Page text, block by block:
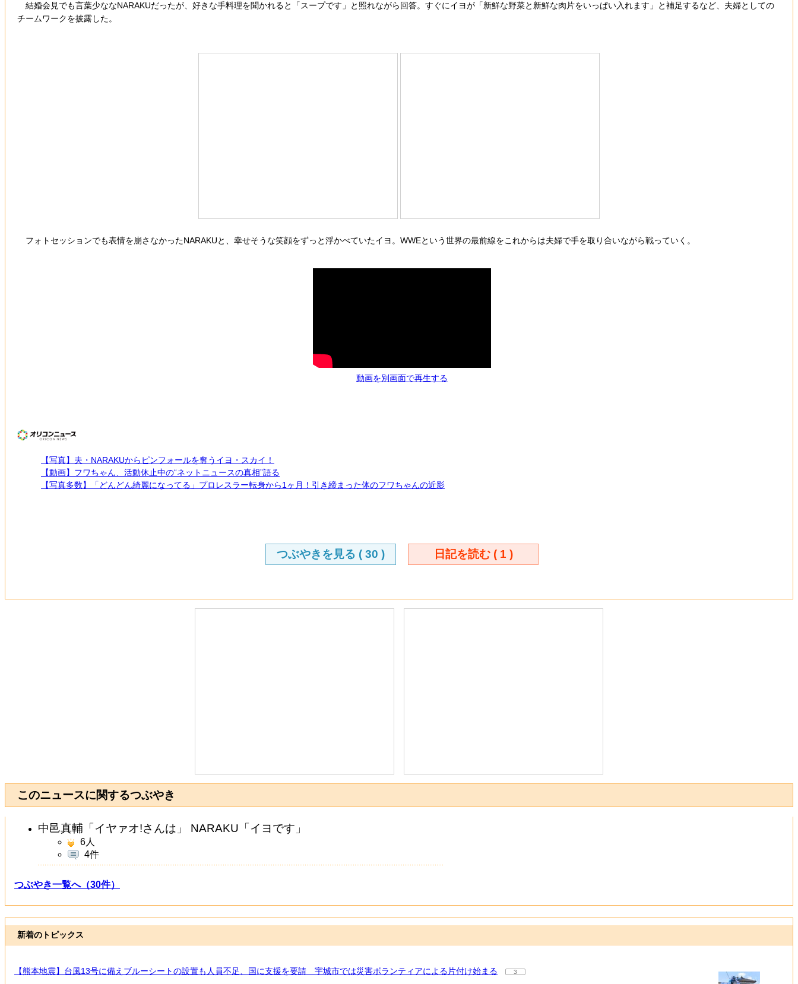
結婚会見でも言葉少ななNARAKUだったが、好きな手料理を聞かれると「スープです」と照れながら回答。すぐにイヨが「新鮮な野菜と新鮮な肉片をいっぱい入れます」と補足するなど、夫婦としての
チームワークを披露した。
フォトセッションでも表情を崩さなかったNARAKUと、幸せそうな笑顔をずっと浮かべていたイヨ。WWEという世界の最前線をこれからは夫婦で手を取り合いながら戦っていく。
動画を別画面で再生する
【写真】夫・NARAKUからピンフォールを奪うイヨ・スカイ！
【動画】フワちゃん、活動休止中の“ネットニュースの真相”語る
【写真多数】「どんどん綺麗になってる」プロレスラー転身から1ヶ月！引き締まった体のフワちゃんの近影
つぶやきを見る ( 30 ) 日記を読む ( 1 )
このニュースに関するつぶやき
中邑真輔「イヤァオ!さんは」 NARAKU「イヨです」
6人
4件
つぶやき一覧へ（30件）
新着のトピックス
【熊本地震】台風13号に備えブルーシートの設置も人員不足、国に支援を要請 宇城市では災害ボランティアによる片付け始まる 3